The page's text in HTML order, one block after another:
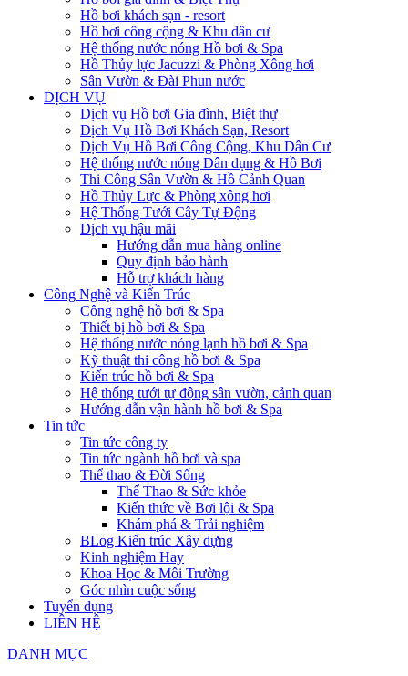
Hồ bơi khách sạn - resort
Hồ bơi công cộng & Khu dân cư
Hệ thống nước nóng Hồ bơi & Spa
Hồ Thủy lực Jacuzzi & Phòng Xông hơi
Sân Vườn & Đài Phun nước
DỊCH VỤ
Dịch vụ Hồ bơi Gia đình, Biệt thự
Dịch Vụ Hồ Bơi Khách Sạn, Resort
Dịch Vụ Hồ Bơi Công Cộng, Khu Dân Cư
Hệ thống nước nóng Dân dụng & Hồ Bơi
Thi Công Sân Vườn & Hồ Cảnh Quan
Hồ Thủy Lực & Phòng xông hơi
Hệ Thống Tưới Cây Tự Động
Dịch vụ hậu mãi
Hướng dẫn mua hàng online
Quy định bảo hành
Hỗ trợ khách hàng
Công Nghệ và Kiến Trúc
Công nghệ hồ bơi & Spa
Thiết bị hồ bơi & Spa
Hệ thống nước nóng lạnh hồ bơi & Spa
Kỹ thuật thi công hồ bơi & Spa
Kiến trúc hồ bơi & Spa
Hệ thống tưới tự động sân vườn, cảnh quan
Hướng dẫn vận hành hồ bơi & Spa
Tin tức
Tin tức công ty
Tin tức ngành hồ bơi và spa
Thể thao & Đời Sống
Thể Thao & Sức khỏe
Kiến thức về Bơi lội & Spa
Khám phá & Trải nghiệm
BLog Kiến trúc Xây dựng
Kinh nghiệm Hay
Khoa Học & Môi Trường
Góc nhìn cuộc sống
Tuyển dụng
LIÊN HỆ
DANH MỤC